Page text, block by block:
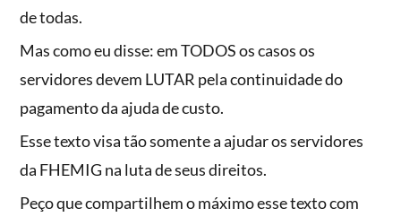
de todas.
Mas como eu disse: em TODOS os casos os
servidores devem LUTAR pela continuidade do
pagamento da ajuda de custo.
Esse texto visa tão somente a ajudar os servidores
da FHEMIG na luta de seus direitos.
Peço que compartilhem o máximo esse texto com